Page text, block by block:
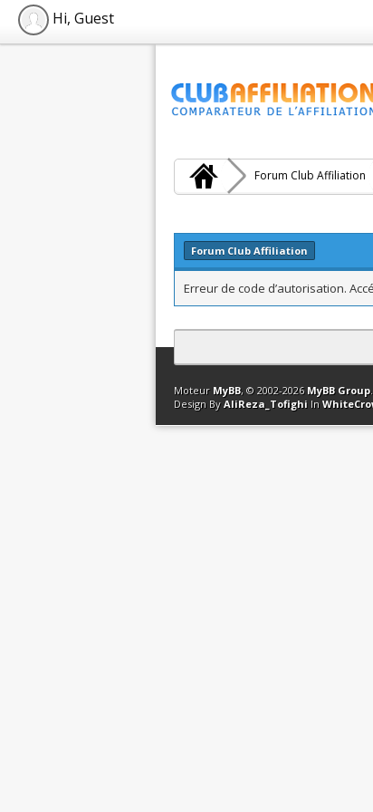
Hi, Guest
Forum Club Affiliation
Forum Club Affiliation
Erreur de code d’autorisation.
Contact Club Affiliation
Moteur MyBB, © 2002-2026 MyBB Group.
Design By AliReza_Tofighi In